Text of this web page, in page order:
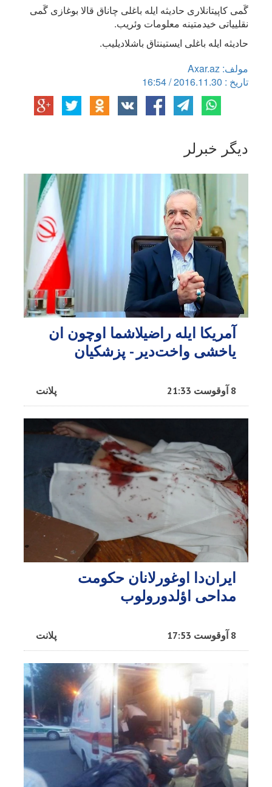
گَمی کاپیتانلاری حادیثه ایله باغلی چاناق قالا بوغازی گَمی
نقلییاتی خیدمتینه معلومات وئریب.
حادیثه ایله باغلی ایستینتاق باشلادیلیب.
مولف: Axar.az
تاریخ : 2016.11.30 / 16:54
دیگر خبرلر
آمریکا ایله راضیلاشما اوچون ان
یاخشی واخت‌دیر - پزشکیان
پلانت 8 آوقوست 21:33
ایران‌دا اوغورلانان حکومت
مداحی اؤلدورولوب
پلانت 8 آوقوست 17:53